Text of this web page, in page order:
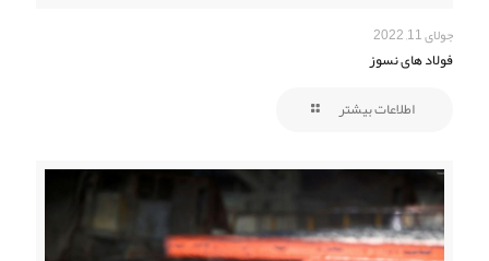
جولای 11, 2022
فولاد های نسوز
اطلاعات بیشتر